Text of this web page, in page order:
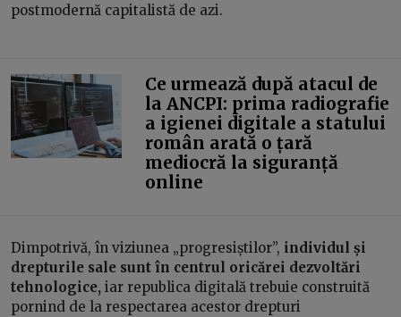
postmodernă capitalistă de azi.
Ce urmează după atacul de
la ANCPI: prima radiografie
a igienei digitale a statului
român arată o țară
mediocră la siguranță
online
Dimpotrivă, în viziunea „progresiștilor”, individul și
drepturile sale sunt în centrul oricărei dezvoltări
tehnologice, iar republica digitală trebuie construită
pornind de la respectarea acestor drepturi